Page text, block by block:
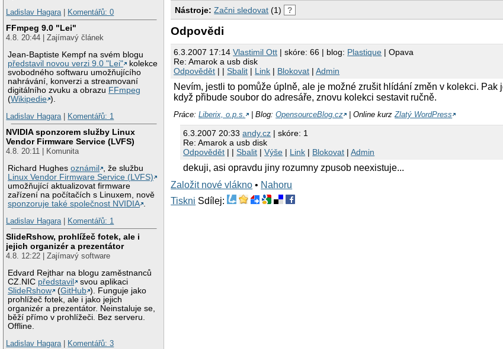
Ladislav Hagara| Komentářů: 0
FFmpeg 9.0 "Lei"
4.8. 20:44 | Zajímavý článek
Jean-Baptiste Kempf na svém blogu
představil novou verzi 9.0 "Lei"
kolekce
svobodného softwaru umožňujícího
nahrávání, konverzi a streamovaní
digitálního zvuku a obrazu FFmpeg
(Wikipedie ).
Ladislav Hagara| Komentářů: 1
NVIDIA sponzorem služby Linux
Vendor Firmware Service (LVFS)
4.8. 20:11 | Komunita
Richard Hughesoznámil
, že službu
Linux Vendor Firmware Service (LVFS)
umožňující aktualizovat firmware
zařízení na počítačích s Linuxem, nově
sponzoruje také společnost NVIDIA
Ladislav Hagara| Komentářů: 1
SlideRshow, prohlížeč fotek, ale i
jejich organizér a prezentátor
4.8. 12:22 | Zajímavý software
Edvard Rejthar na blogu zaměstnanců
CZ.NIC představil
svou aplikaci
SlideRshow
(GitHub ). Funguje jako
prohlížeč fotek, ale i jako jejich
organizér a prezentátor. Neinstaluje se,
běží přímo v prohlížeči. Bez serveru.
Offline.
Ladislav Hagara| Komentářů: 3
Nástroje: Začni sledovat (1) ?
Odpovědi
6.3.2007 17:14Vlastimil Ott | skóre: 66 | blog: Plastique | Opava
Re: Amarok a usb disk
Odpovědět | |Sbalit | Link | Blokovat |Admin
Nevím, jestli to pomůže úplně, ale je možné zrušit hlídání změn v kolekci. Pak
když přibude soubor do adresáře, znovu kolekci sestavit ručně.
Práce:Liberix, o.p.s. | Blog:OpensourceBlog.cz | Online kurzZlatý WordPress
6.3.2007 20:33andy.cz | skóre: 1
Re: Amarok a usb disk
Odpovědět | |Sbalit |Výše | Link | Blokovat |Admin
dekuji, asi opravdu jiny rozumny zpusob neexistuje...
Založit nové vlákno • Nahoru
Tiskni Sdílej: